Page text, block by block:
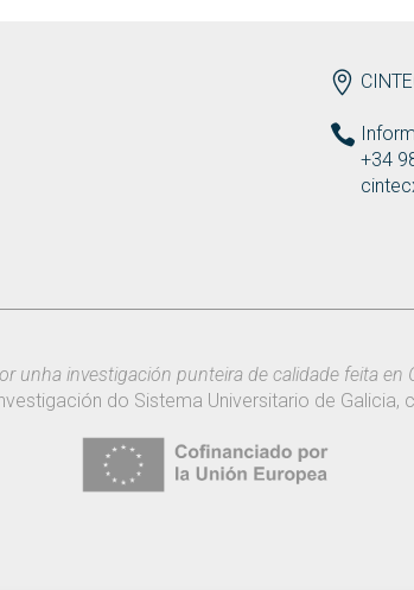
ENDEREZO
+34
unha investigación punteira de calidade feita en
do Sistema Universitario de Galicia,